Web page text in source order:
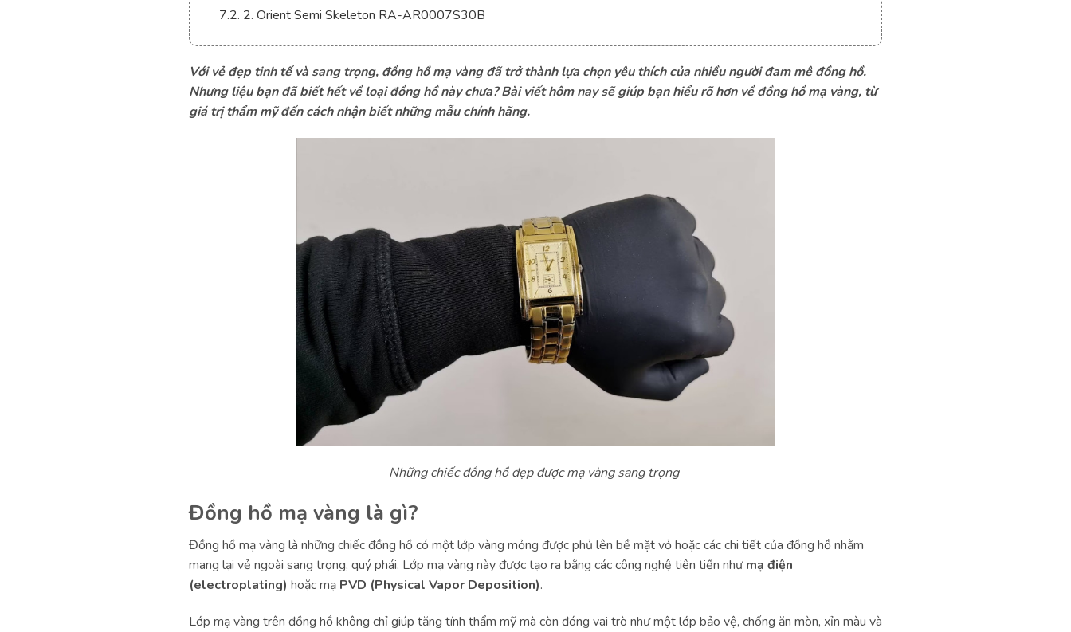
7.2. 2. Orient Semi Skeleton RA-AR0007S30B
7.3. 3. Orient 1010 SE RA-AG0430S00B
7.4. 4. Frederique Constant Highlife Ladies Automatic Heart Beat FC-310MPWD2NHD5B
7.5. 5. Perrelet A4064/1
Với vẻ đẹp tinh tế và sang trọng, đồng hồ mạ vàng đã trở thành lựa chọn yêu thích của nhiều người đam mê đồng hồ.
Nhưng liệu bạn đã biết hết về loại đồng hồ này chưa? Bài viết hôm nay sẽ giúp bạn hiểu rõ hơn về đồng hồ mạ vàng, từ
giá trị thẩm mỹ đến cách nhận biết những mẫu chính hãng.
Những chiếc đồng hồ đẹp được mạ vàng sang trọng
Đồng hồ mạ vàng là gì?
Đồng hồ mạ vàng là những chiếc đồng hồ có một lớp vàng mỏng được phủ lên bề mặt vỏ hoặc các chi tiết của đồng hồ nhằm
mang lại vẻ ngoài sang trọng, quý phái. Lớp mạ vàng này được tạo ra bằng các công nghệ tiên tiến nhưmạ điện
(electroplating) hoặc mạ PVD (Physical Vapor Deposition).
Lớp mạ vàng trên đồng hồ không chỉ giúp tăng tính thẩm mỹ mà còn đóng vai trò như một lớp bảo vệ, chống ăn mòn, xỉn màu và